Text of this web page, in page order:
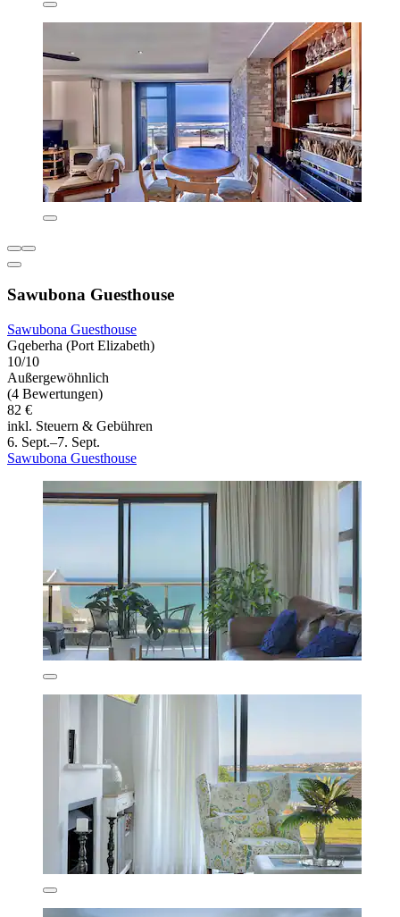
Sawubona Guesthouse
Sawubona Guesthouse
Gqeberha (Port Elizabeth)
10/10
Außergewöhnlich
(4 Bewertungen)
82 €
inkl. Steuern & Gebühren
6. Sept.–7. Sept.
Sawubona Guesthouse